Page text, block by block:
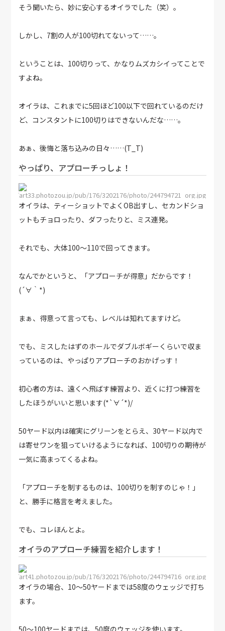
そう聞いたら、妙に安心するオイラでした（笑）。
しかし、7割の人が100切れてないって……。
ということは、100切りって、かなりムズカシイってことで
すよね。
オイラは、これまでに5回ほど100以下で回れているのだけ
ど、コンスタントに100切りはできないんだな……。
あぁ、後悔と落ち込みの日々……(T_T)
やっぱり、アプローチっしょ！
http://art33.photozou.jp/pub/176/3202176/photo/244794721_org.jpg
オイラは、ティーショットでよくOB出すし、セカンドショ
ットもチョロったり、ダフったりと、ミス連発。
それでも、大体100～110で回ってきます。
なんでかというと、「アプローチが得意」だからです！
(´∀｀*)
まぁ、得意って言っても、レベルは知れてますけど。
でも、ミスしたはずのホールでダブルボギーくらいで収ま
っているのは、やっぱりアプローチのおかげっす！
初心者の方は、遠くへ飛ばす練習より、近くに打つ練習を
したほうがいいと思います(*`∀´*)/
50ヤード以内は確実にグリーンをとらえ、30ヤード以内で
は寄せワンを狙っていけるようになれば、100切りの期待が
一気に高まってくるよね。
「アプローチを制するものは、100切りを制すのじゃ！」
と、勝手に格言を考えました。
でも、コレほんとよ。
オイラのアプローチ練習を紹介します！
http://art41.photozou.jp/pub/176/3202176/photo/244794716_org.jpg
オイラの場合、10〜50ヤードまでは58度のウェッジで打ち
ます。
50～100ヤードまでは、50度のウェッジを使います。